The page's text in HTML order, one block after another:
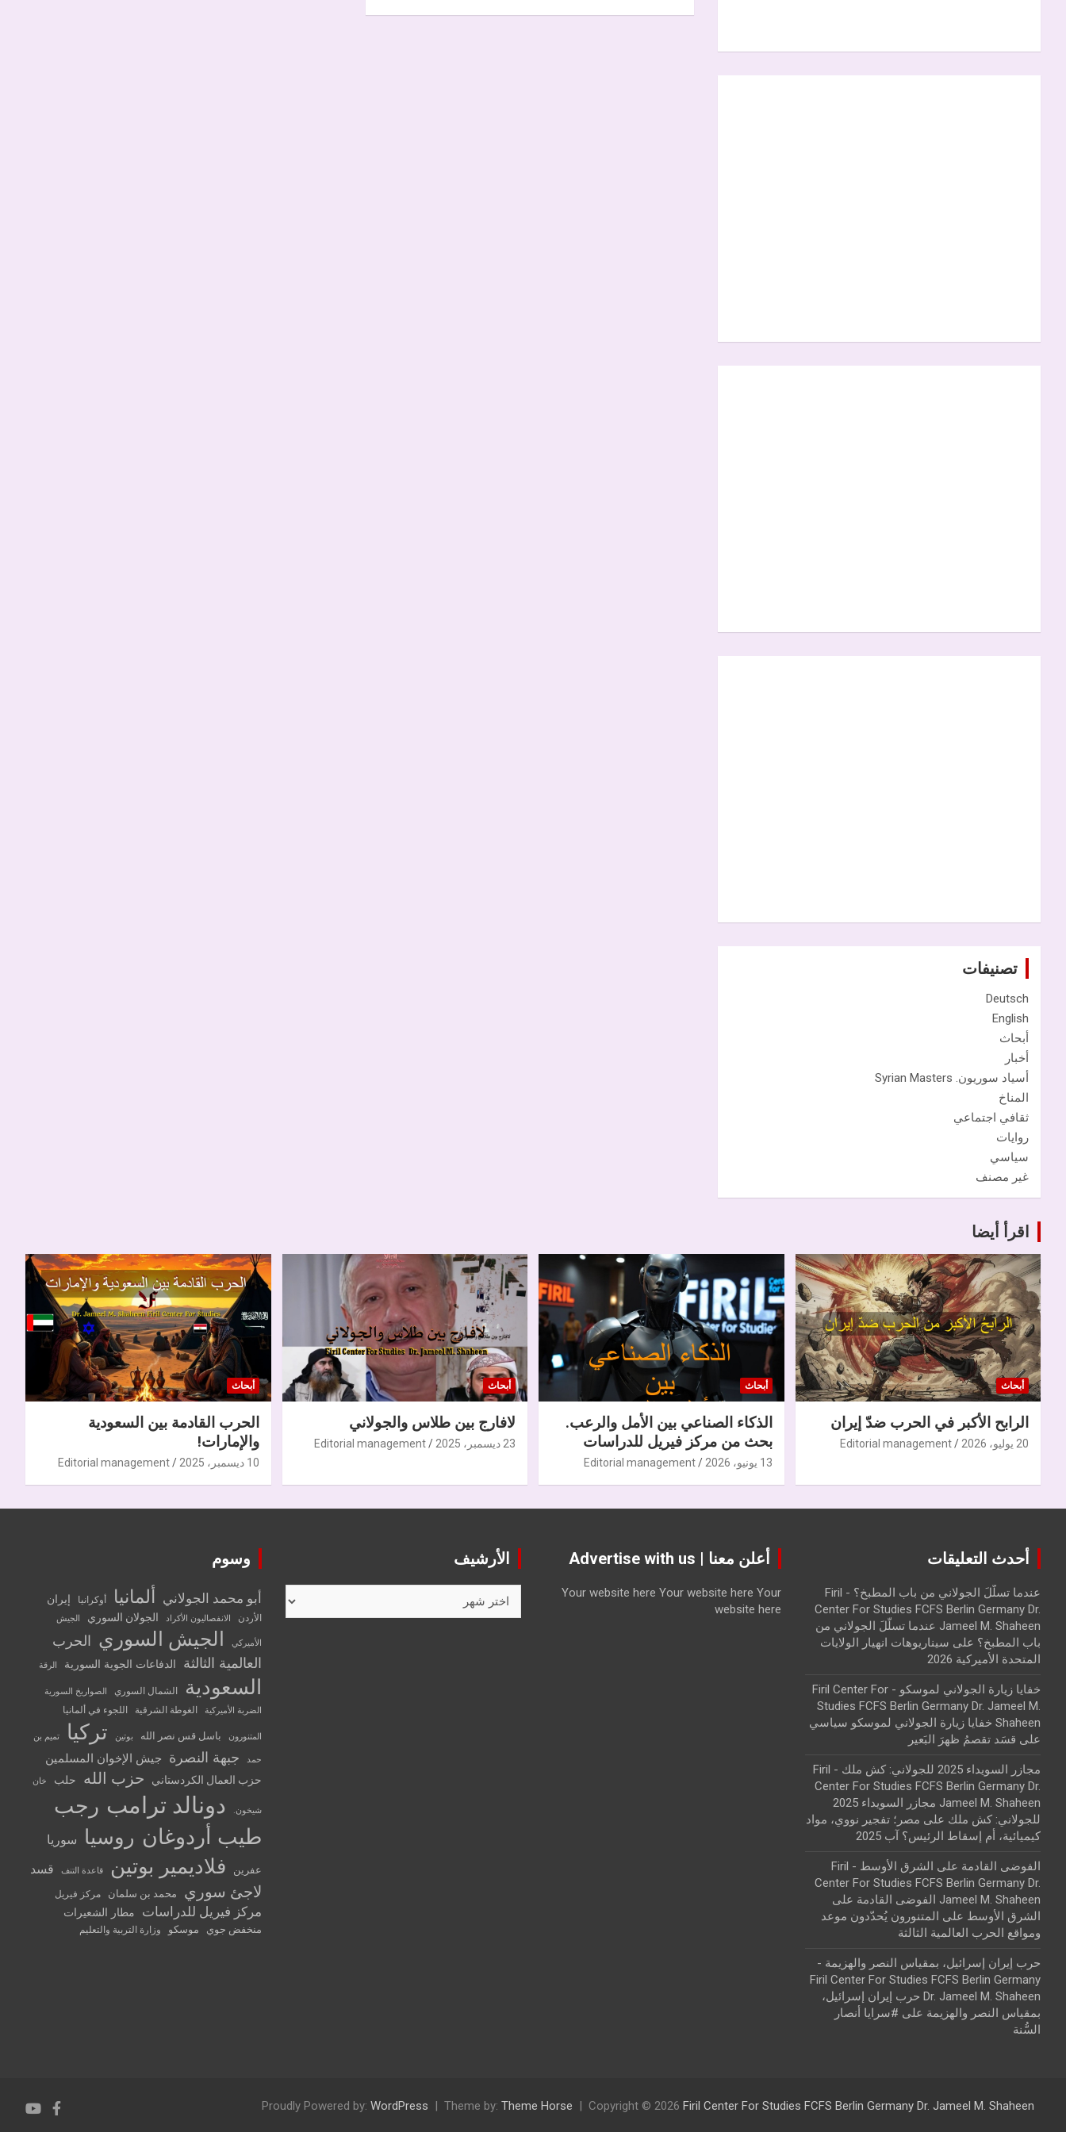
تصنيفات
Deutsch
English
أبحاث
أخبار
أسياد سوريون. Syrian Masters
المناخ
ثقافي اجتماعي
روايات
سياسي
غير مصنف
اقرأ أيضا
أبحاث
الرابح الأكبر في الحرب ضدّ إيران
20 يوليو، 2026 Editorial management
أبحاث
الذكاء الصناعي بين الأمل والرعب.
بحث من مركز فيريل للدراسات
13 يونيو، 2026 Editorial management
أبحاث
لافارج بين طلاس والجولاني
23 ديسمبر، 2025 Editorial management
أبحاث
الحرب القادمة بين السعودية
والإمارات!
10 ديسمبر، 2025 Editorial management
أحدث التعليقات
عندما تسلّلَ الجولاني من باب المطبخ؟ - Firil
Center For Studies FCFS Berlin Germany Dr.
Jameel M. Shaheen عندما تسلّلَ الجولاني من
باب المطبخ؟ على سيناريوهات انهيار الولايات
المتحدة الأميركية 2026
خفايا زيارة الجولاني لموسكو - Firil Center For
Studies FCFS Berlin Germany Dr. Jameel M.
Shaheen خفايا زيارة الجولاني لموسكو سياسي
على قسَد تقصمُ ظهرَ البَعير
مجازر السويداء 2025 للجولاني: كش ملك - Firil
Center For Studies FCFS Berlin Germany Dr.
Jameel M. Shaheen مجازر السويداء 2025
للجولاني: كش ملك على مصر؛ تفجير نووي، مواد
كيميائية، أم إسقاط الرئيس؟ آب 2025
الفوضى القادمة على الشرق الأوسط - Firil
Center For Studies FCFS Berlin Germany Dr.
Jameel M. Shaheen الفوضى القادمة على
الشرق الأوسط على المتنورون يُحدّدون موعد
ومواقع الحرب العالمية الثالثة
حرب إيران إسرائيل، بمقياس النصر والهزيمة -
Firil Center For Studies FCFS Berlin Germany
Dr. Jameel M. Shaheen حرب إيران إسرائيل،
بمقياس النصر والهزيمة على #سرايا أنصار
السُّنة
أعلن معنا | Advertise with us
Your website here Your website here Your
website here
الأرشيف وسوم
أبو محمد الجولاني ألمانيا أوكرانيا إيران
الأردن الانفصاليون الأكراد الجولان السوري الجيش
الأميركي الجيش السوري الحرب
العالمية الثالثة
الدفاعات الجوية السورية الرقة
السعودية الشمال السوري
الصواريخ السورية
الضربة الأميركية
الغوطة الشرقية اللجوء في ألمانيا
المتنورون باسل قس نصر الله بوتين تركيا تميم بن
حمد جبهة النصرة جيش الإخوان المسلمين
حزب العمال الكردستاني حزب الله حلب خان
شيخون. دونالد ترامب رجب
طيب أردوغان روسيا سوريا
عفرين فلاديمير بوتين قاعدة التنف قسد
لاجئ سوري محمد بن سلمان مركز فيريل
مركز فيريل للدراسات مطار الشعيرات
منخفض جوي موسكو وزارة التربية والتعليم
Copyright © 2026 Firil Center For Studies FCFS Berlin Germany Dr. Jameel M. Shaheen
Theme by: Theme Horse
Proudly Powered by: WordPress